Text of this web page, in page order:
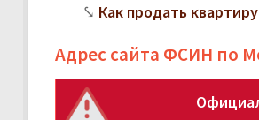
Как продать
Адрес сайта ФСИН по